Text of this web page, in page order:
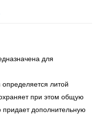
для
определяется литой
при этом общую
придает дополнительную